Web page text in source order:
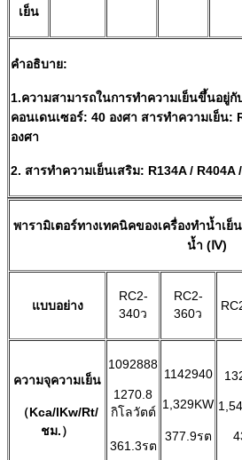
เย็น
คำอธิบาย:
1.ความสามารถในการทำความเย็นขึ้นอยู่
คอนเดนเซอร์: 40 องศา สารทำความเย็น
องศา
2. สารทำความเย็นเสริม: R134A / R404A
พารามิเตอร์ทางเทคนิคของเครื่องทำน้ำเ
น้ำ (Ⅳ)
แบบอย่าง
RC2-
340ว
RC2-
360ว
ความจุความเย็น
（Kca/lKw/Rt/
ชม.）
1092888
1270.8
กิโลวัตต์
361.3รต
1142940
1,329KW
377.9รต